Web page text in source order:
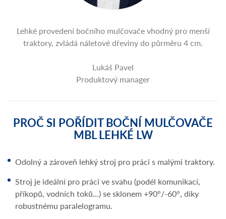
Lehké provedení bočního mulčovače vhodný pro menší
traktory, zvládá náletové dřeviny do půrměru 4 cm.
Lukáš Pavel
Produktový manager
PROČ SI POŘÍDIT BOČNÍ MULČOVAČE
MBL LEHKÉ LW
Odolný a zároveň lehký stroj pro práci s malými traktory.
Stroj je ideální pro práci ve svahu (podél komunikací,
příkopů, vodních toků…) se sklonem +90°/-60°, díky
robustnému paralelogramu.